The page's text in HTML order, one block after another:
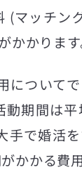
(マッチン
かかります
について
動期間は
手で婚活を
かかる費用